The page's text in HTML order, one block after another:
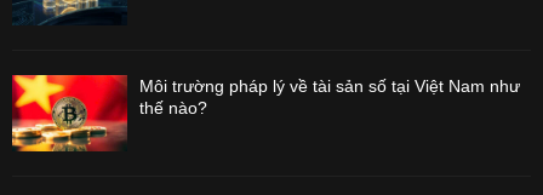
Môi trường pháp lý về tài sản số tại Việt Nam như
thế nào?